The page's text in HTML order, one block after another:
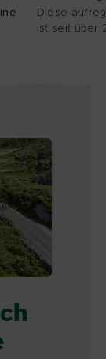
Diese
ist seit über